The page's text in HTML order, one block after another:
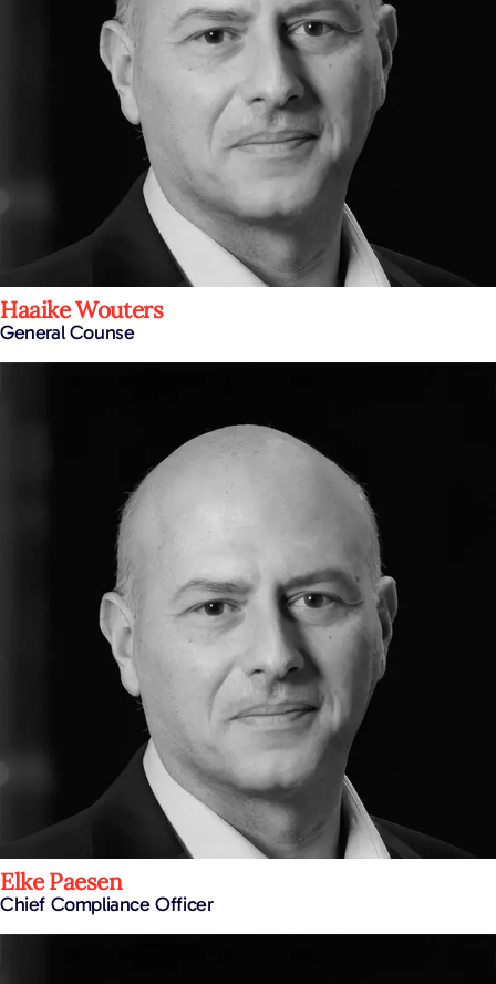
Haaike Wouters
General Counse
Elke Paesen
Chief Compliance Officer